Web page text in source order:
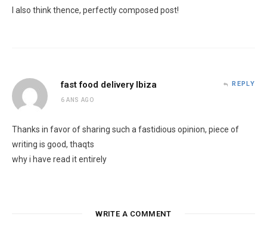
I also think thence, perfectly composed post!
fast food delivery Ibiza
6 ANS AGO
REPLY
Thanks in favor of sharing such a fastidious opinion, piece of
writing is good, thaqts
why i have read it entirely
WRITE A COMMENT